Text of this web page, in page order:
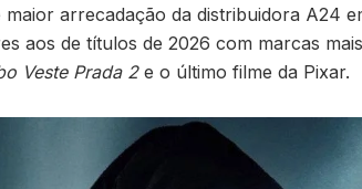
arrecadação da distribuidora A24
aos de títulos de 2026 com marcas
Veste Prada 2e o último filme da Pixar.